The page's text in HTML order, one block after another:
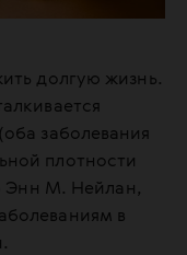
долгую жизнь.
заболевания
плотности
Энн М. Нейлан,
в